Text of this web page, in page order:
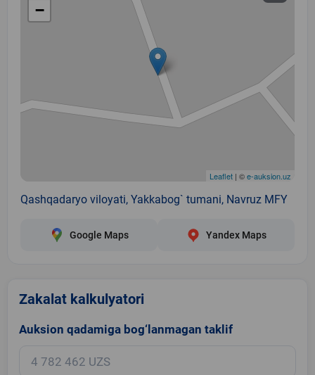
−
Leaflet | ©e-auksion.uz
Qashqadaryo viloyati, Yakkabog` tumani, Navruz MFY
Google Maps Yandex Maps
Zakalat kalkulyatori
Auksion qadamiga bog‘lanmagan taklif